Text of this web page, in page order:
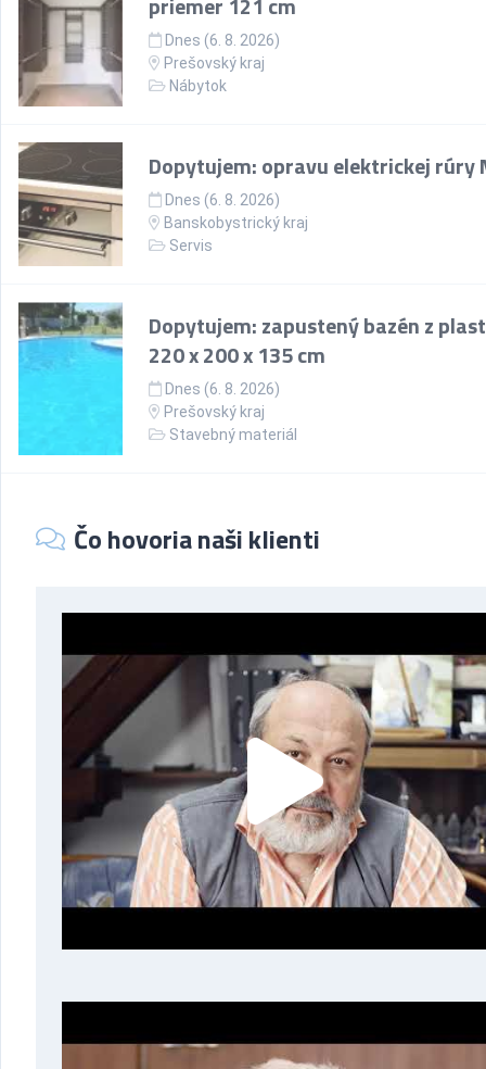
Dnes (6. 8. 2026)
Prešovský kraj
Nábytok
Dopytujem: opravu elektrickej rúry
Dnes (6. 8. 2026)
Banskobystrický kraj
Servis
Dopytujem: zapustený bazén z
220 x 200 x 135 cm
Dnes (6. 8. 2026)
Prešovský kraj
Stavebný materiál
Čo hovoria naši klienti